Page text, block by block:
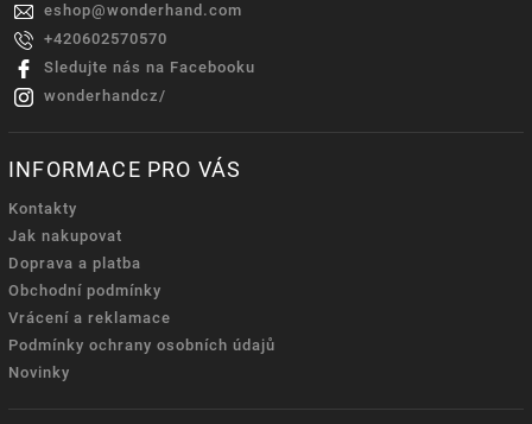
eshop@wonderhand.com
+420602570570
Sledujte nás na Facebooku
wonderhandcz/
INFORMACE PRO VÁS
Kontakty
Jak nakupovat
Doprava a platba
Obchodní podmínky
Vrácení a reklamace
Podmínky ochrany osobních údajů
Novinky